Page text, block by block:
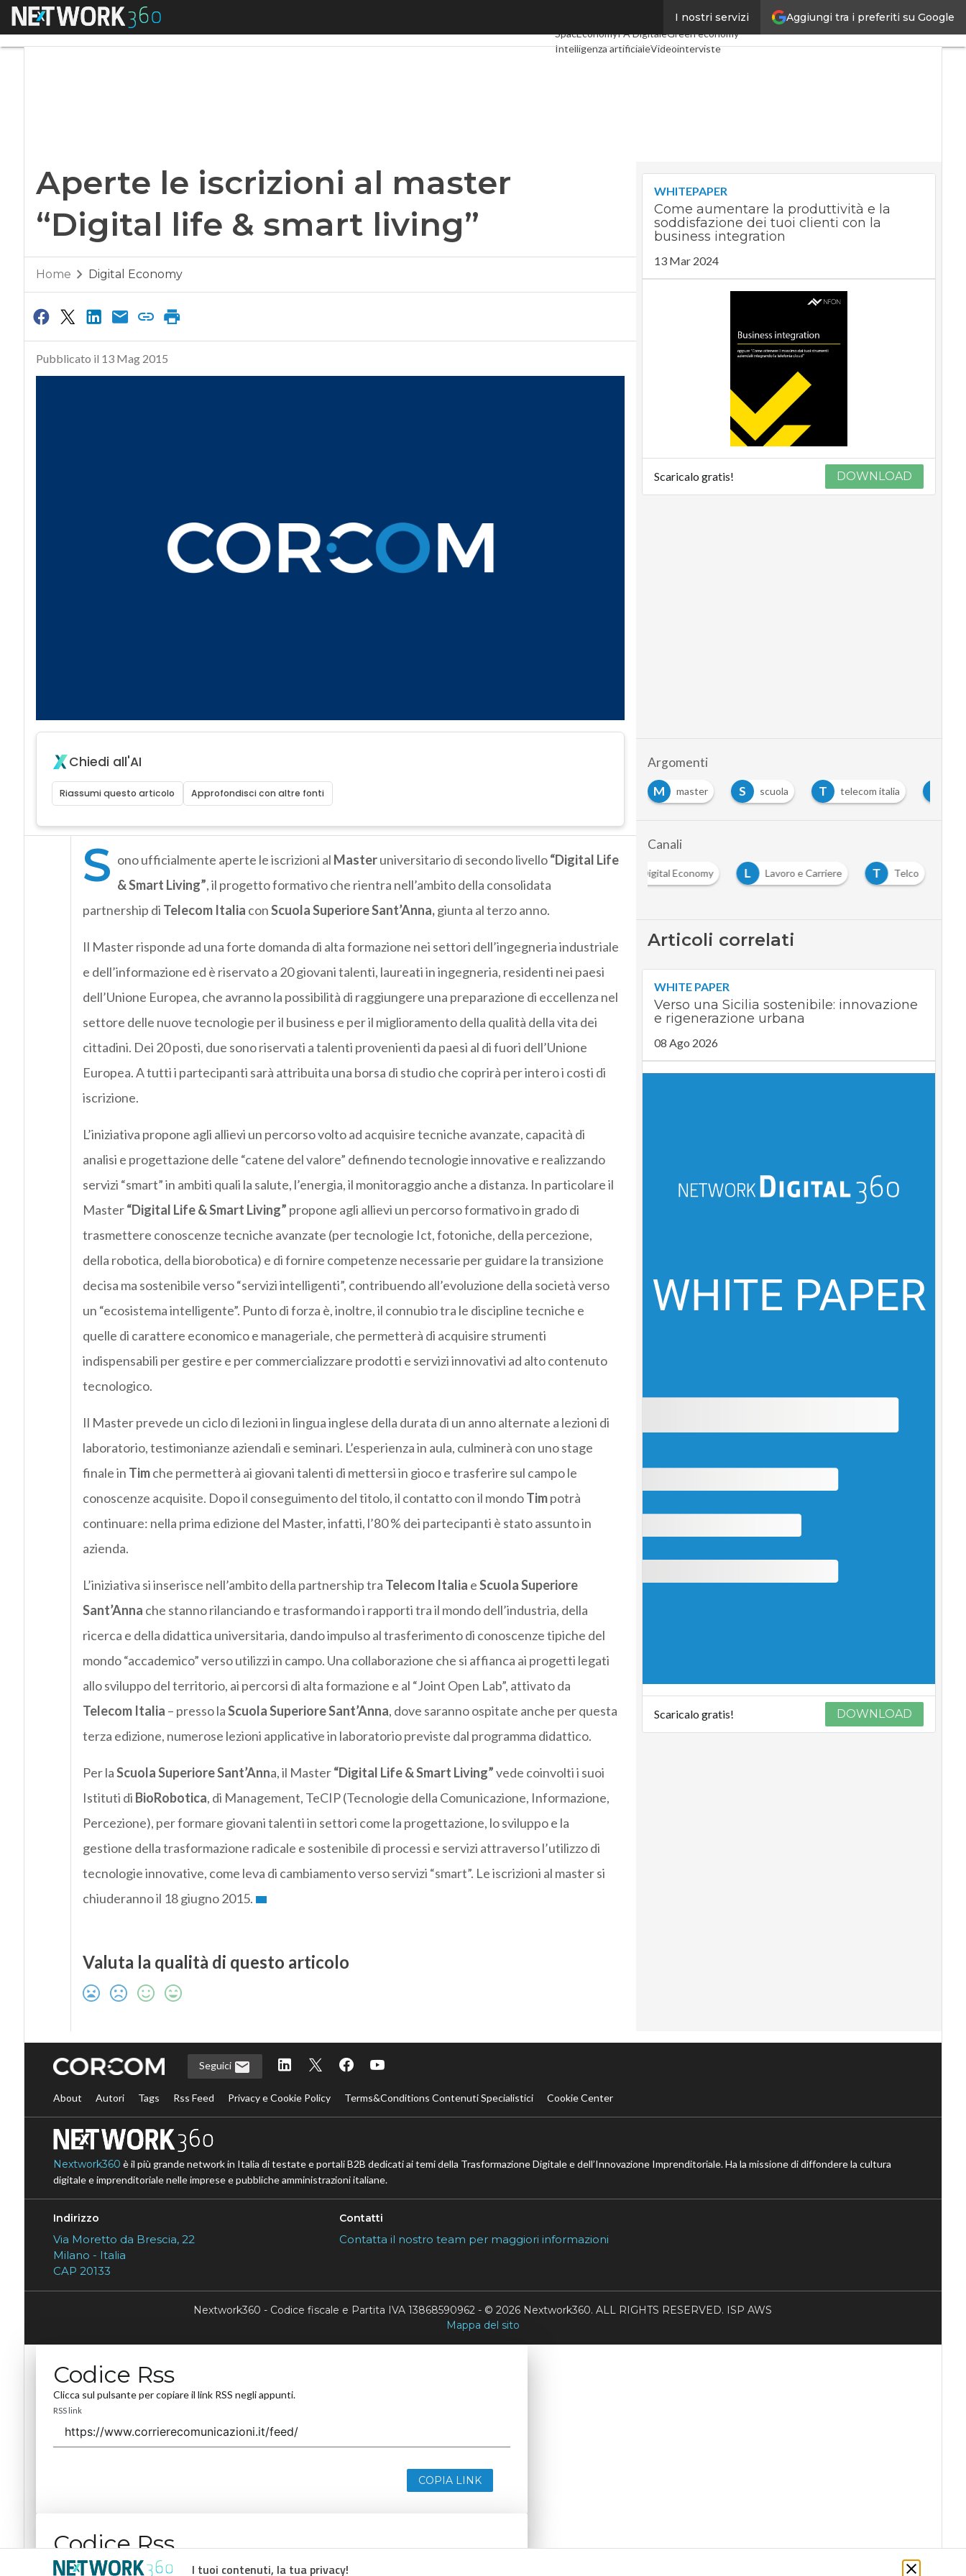
Aggiungi tra i preferiti su Google
I nostri servizi
Menu Digital EconomyTelcoIndustria 4.0
SpacEconomyPA DigitaleGreen economy
Intelligenza artificialeVideointerviste
Aperte le iscrizioni al master
“Digital life & smart living”
Home Digital Economy
Pubblicato il 13 Mag 2015
Chiedi all'AI
Riassumi questo articolo Approfondisci con altre fonti
S ono ufficialmente aperte le iscrizioni al Masteruniversitario di secondo livello“Digital Life
& Smart Living”, il progetto formativo che rientra nell’ambito della consolidata
partnership di Telecom Italia conScuola Superiore Sant’Anna,giunta al terzo anno.
Il Master risponde ad una forte domanda di alta formazione nei settori dell’ingegneria industriale
e dell’informazione ed è riservato a 20 giovani talenti, laureati in ingegneria, residenti nei paesi
dell’Unione Europea, che avranno la possibilità di raggiungere una preparazione di eccellenza nel
settore delle nuove tecnologie per il business e per il miglioramento della qualità della vita dei
cittadini. Dei 20 posti, due sono riservati a talenti provenienti da paesi al di fuori dell’Unione
Europea. A tutti i partecipanti sarà attribuita una borsa di studio che coprirà per intero i costi di
iscrizione.
L’iniziativa propone agli allievi un percorso volto ad acquisire tecniche avanzate, capacità di
analisi e progettazione delle “catene del valore” definendo tecnologie innovative e realizzando
servizi “smart” in ambiti quali la salute, l’energia, il monitoraggio anche a distanza. In particolare il
Master“Digital Life & Smart Living” propone agli allievi un percorso formativo in grado di
trasmettere conoscenze tecniche avanzate (per tecnologie Ict, fotoniche, della percezione,
della robotica, della biorobotica) e di fornire competenze necessarie per guidare la transizione
decisa ma sostenibile verso “servizi intelligenti”, contribuendo all’evoluzione della società verso
un “ecosistema intelligente”. Punto di forza è, inoltre, il connubio tra le discipline tecniche e
quelle di carattere economico e manageriale, che permetterà di acquisire strumenti
indispensabili per gestire e per commercializzare prodotti e servizi innovativi ad alto contenuto
tecnologico.
Il Master prevede un ciclo di lezioni in lingua inglese della durata di un anno alternate a lezioni di
laboratorio, testimonianze aziendali e seminari. L’esperienza in aula, culminerà con uno stage
finale in Timche permetterà ai giovani talenti di mettersi in gioco e trasferire sul campo le
conoscenze acquisite. Dopo il conseguimento del titolo, il contatto con il mondoTimpotrà
continuare: nella prima edizione del Master, infatti, l’80 % dei partecipanti è stato assunto in
azienda.
L’iniziativa si inserisce nell’ambito della partnership tra Telecom Italia eScuola Superiore
Sant’Anna che stanno rilanciando e trasformando i rapporti tra il mondo dell’industria, della
ricerca e della didattica universitaria, dando impulso al trasferimento di conoscenze tipiche del
mondo “accademico” verso utilizzi in campo. Una collaborazione che si affianca ai progetti legati
allo sviluppo del territorio, ai percorsi di alta formazione e al “Joint Open Lab”, attivato da
Telecom Italia – presso laScuola Superiore Sant’Anna, dove saranno ospitate anche per questa
terza edizione, numerose lezioni applicative in laboratorio previste dal programma didattico.
Per laScuola Superiore Sant’Anna, il Master“Digital Life & Smart Living”vede coinvolti i suoi
Istituti di BioRobotica, di Management, TeCIP (Tecnologie della Comunicazione, Informazione,
Percezione), per formare giovani talenti in settori come la progettazione, lo sviluppo e la
gestione della trasformazione radicale e sostenibile di processi e servizi attraverso l’utilizzo di
tecnologie innovative, come leva di cambiamento verso servizi “smart”. Le iscrizioni al master si
chiuderanno il 18 giugno 2015.
Valuta la qualità di questo articolo
WHITEPAPER
Come aumentare la produttività e la
soddisfazione dei tuoi clienti con la
business integration
13 Mar 2024
Scaricalo gratis! DOWNLOAD
Argomenti
M master S scuola T telecom italia
Canali
Digital Economy L Lavoro e Carriere T
Telco
Articoli correlati
WHITE PAPER
Verso una Sicilia sostenibile: innovazione
e rigenerazione urbana
08 Ago 2026
Scaricalo gratis! DOWNLOAD
I tuoi contenuti, la tua privacy!
Seguici
About Autori Tags Rss Feed Privacy e Cookie Policy Terms&Conditions Contenuti Specialistici Cookie Center
Nextwork360 è il più grande network in Italia di testate e portali B2B dedicati ai temi della Trasformazione Digitale e dell’Innovazione Imprenditoriale. Ha la missione di diffondere la cultura
digitale e imprenditoriale nelle imprese e pubbliche amministrazioni italiane.
Indirizzo
Via Moretto da Brescia, 22
Milano - Italia
CAP 20133
Contatti
Contatta il nostro team per maggiori informazioni
Nextwork360 - Codice fiscale e Partita IVA 13868590962 - © 2026 Nextwork360. ALL RIGHTS RESERVED. ISP AWS
Mappa del sito
Codice Rss
Clicca sul pulsante per copiare il link RSS negli appunti.
RSS link
COPIA LINK
Codice Rss
Clicca sul pulsante per copiare il link RSS negli appunti.